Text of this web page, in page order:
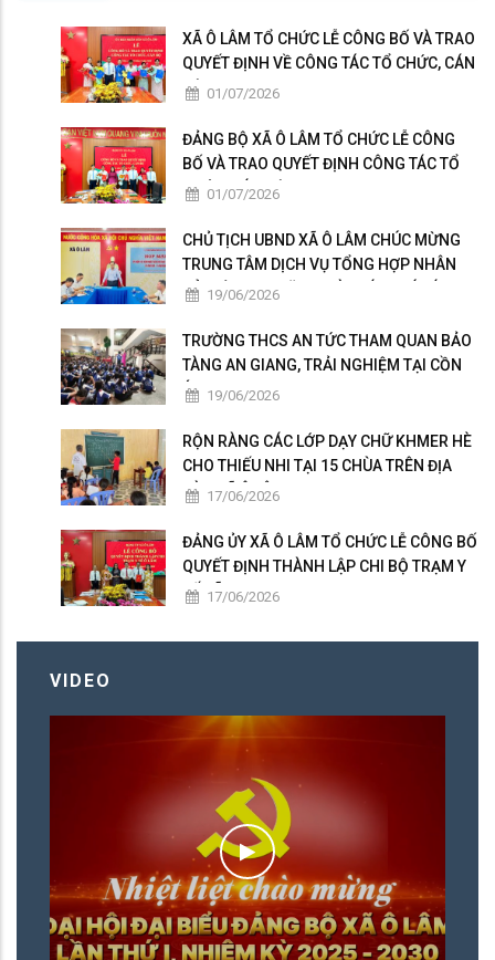
XÃ Ô LÂM TỔ CHỨC LỄ CÔNG BỐ VÀ TRAO
QUYẾT ĐỊNH VỀ CÔNG TÁC TỔ CHỨC, CÁN
BỘ 01/07/2026
ĐẢNG BỘ XÃ Ô LÂM TỔ CHỨC LỄ CÔNG
BỐ VÀ TRAO QUYẾT ĐỊNH CÔNG TÁC TỔ
CHỨC, CÁN BỘ
01/07/2026
CHỦ TỊCH UBND XÃ Ô LÂM CHÚC MỪNG
TRUNG TÂM DỊCH VỤ TỔNG HỢP NHÂN
KỶ NIỆM 101 NĂM NGÀY BÁO CHÍ CÁCH
19/06/2026
TRƯỜNG THCS AN TỨC THAM QUAN BẢO
TÀNG AN GIANG, TRẢI NGHIỆM TẠI CỒN
ÉN 19/06/2026
RỘN RÀNG CÁC LỚP DẠY CHỮ KHMER HÈ
CHO THIẾU NHI TẠI 15 CHÙA TRÊN ĐỊA
BÀN XÃ Ô LÂM
17/06/2026
ĐẢNG ỦY XÃ Ô LÂM TỔ CHỨC LỄ CÔNG BỐ
QUYẾT ĐỊNH THÀNH LẬP CHI BỘ TRẠM Y
TẾ XÃ17/06/2026
VIDEO